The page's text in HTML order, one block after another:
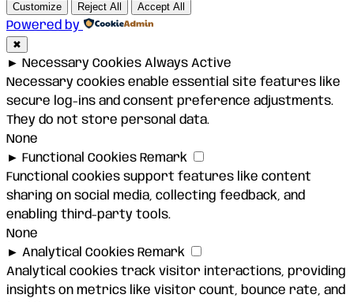
Customize Reject All Accept All
Powered by
✖
► Necessary Cookies Always Active
Necessary cookies enable essential site features like
secure log-ins and consent preference adjustments.
They do not store personal data.
None
► Functional Cookies Remark
Functional cookies support features like content
sharing on social media, collecting feedback, and
enabling third-party tools.
None
► Analytical Cookies Remark
Analytical cookies track visitor interactions, providing
insights on metrics like visitor count, bounce rate, and